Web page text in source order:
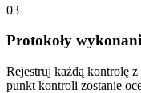
03
Protokoły
Rejestruj każdą kontrolę
punkt kontroli zostanie